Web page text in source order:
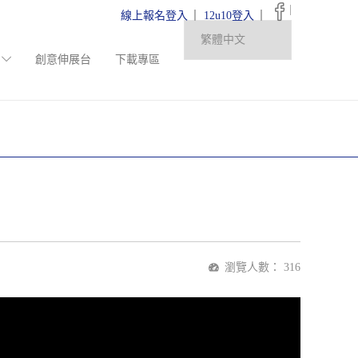
創意伸展台 下載專區
線上報名登入 12u10登入
瀏覽人數： 316